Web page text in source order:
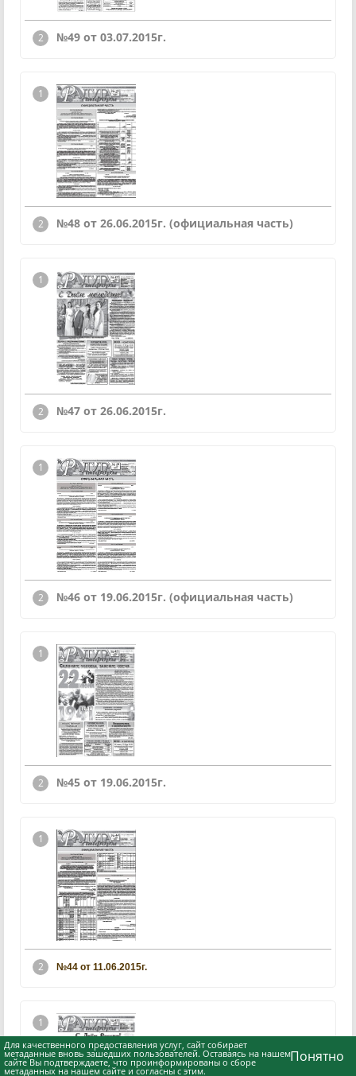
№49 от 03.07.2015г.
№48 от 26.06.2015г. (официальная часть)
№47 от 26.06.2015г.
№46 от 19.06.2015г. (официальная часть)
№45 от 19.06.2015г.
№44 от 11.06.2015г.
Для качественного предоставления услуг, сайт собирает
метаданные вновь зашедших пользователей. Оставаясь на нашем
сайте Вы подтверждаете, что проинформированы о сборе
метаданных на нашем сайте и согласны с этим.
Понятно